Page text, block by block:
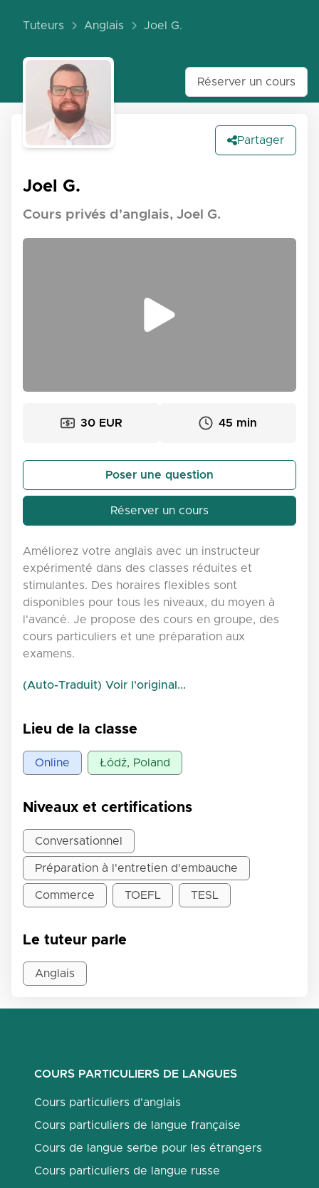
Tuteurs Anglais Joel G.
Réserver un cours
Partager
Joel G.
Cours privés d'anglais, Joel G.
30 EUR 45 min
Poser une question
Réserver un cours
Améliorez votre anglais avec un instructeur
expérimenté dans des classes réduites et
stimulantes. Des horaires flexibles sont
disponibles pour tous les niveaux, du moyen à
l'avancé. Je propose des cours en groupe, des
cours particuliers et une préparation aux
examens.
(Auto-Traduit) Voir l'original...
Lieu de la classe
Online Łódź, Poland
Niveaux et certifications
Conversationnel
Préparation à l'entretien d'embauche
Commerce TOEFL TESL
Le tuteur parle
Anglais
COURS PARTICULIERS DE LANGUES
Cours particuliers d'anglais
Cours particuliers de langue française
Cours de langue serbe pour les étrangers
Cours particuliers de langue russe